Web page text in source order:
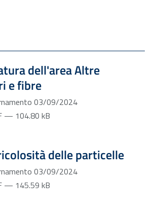
dell'area Altre
e fibre
— Dimensione 104.80 kB
03/09/2024
— 104.80 kB
delle particelle
— Dimensione 145.59 kB
03/09/2024
— 145.59 kB